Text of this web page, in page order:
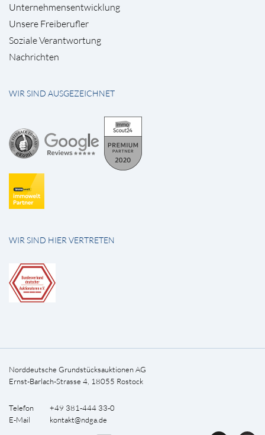
Unternehmensentwicklung
Unsere Freiberufler
Soziale Verantwortung
Nachrichten
WIR SIND AUSGEZEICHNET
WIR SIND HIER VERTRETEN
Norddeutsche Grundstücksauktionen AG
Ernst-Barlach-Strasse 4, 18055 Rostock
Telefon +49 381-444 33-0
E-Mail kontakt@ndga.de